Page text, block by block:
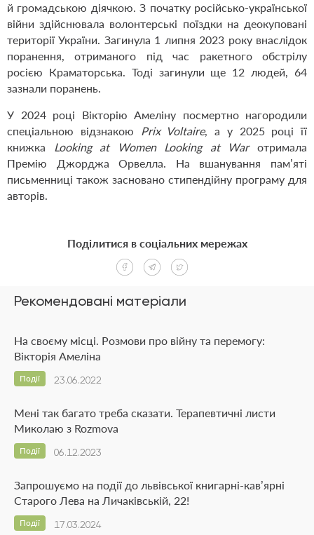
й громадською діячкою. З початку російсько-української
війни здійснювала волонтерські поїздки на деокуповані
території України. Загинула 1 липня 2023 року внаслідок
поранення, отриманого під час ракетного обстрілу
росією Краматорська. Тоді загинули ще 12 людей, 64
зазнали поранень.
У 2024 році Вікторію Амеліну посмертно нагородили
спеціальною відзнакою Prix Voltaire, а у 2025 році її
книжка Looking at Women Looking at Warотримала
Премію Джорджа Орвелла. На вшанування пам’яті
письменниці також засновано стипендійну програму для
авторів.
Рекомендовані матеріали
На своєму місці. Розмови про війну та перемогу:
Вікторія Амеліна
23.06.2022
Події
Мені так багато треба сказати. Терапевтичні листи
Миколаю з Rozmova
06.12.2023
Події
Запрошуємо на події до львівської книгарні-кав’ярні
Старого Лева на Личаківській, 22!
17.03.2024
Події
Поділитися в соціальних мережах